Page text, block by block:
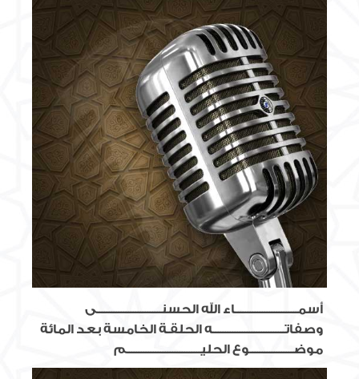
أسمــــــــــــــــــــــــــاء الله الحسنـــــــــــــــــــــــــــى
وصفاتــــــــــــــــــــــــــــــه الحلقـة الخامسة بعد المائة
موضــــــــــــــــــوع الحليـــــــــــــــــــــــــــــــم